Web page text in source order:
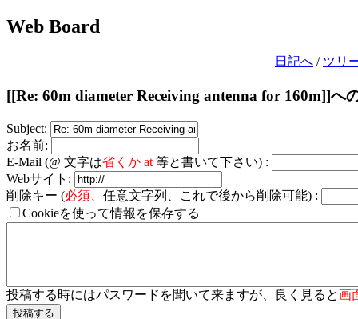
Web Board
日記へ / ツリ
[[Re: 60m diameter Receiving antenna for 160m]]へ
Subject:
お名前:
E-Mail (@ 文字は省くか at 等と書いて下さい) :
Webサイト:
削除キー (必須、 任意文字列、これで後から削除可能) :
Cookieを使って情報を保存する
投稿する時にはパスワードを聞いて来ますが、良く見ると画